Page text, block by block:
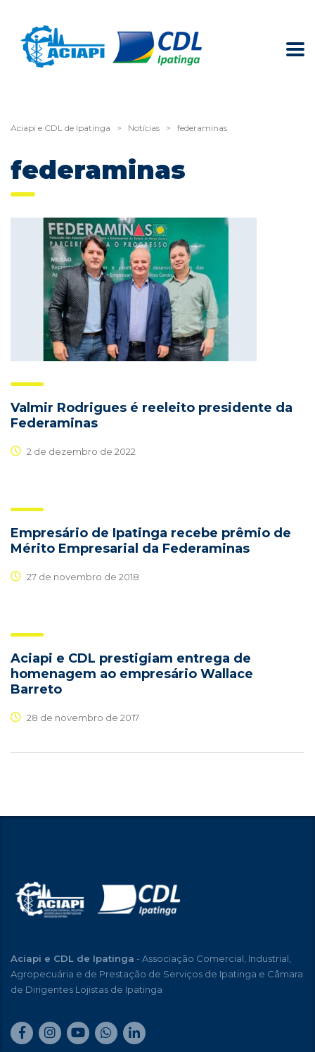
Aciapi e CDL de Ipatinga > Notícias > federaminas
federaminas
Valmir Rodrigues é reeleito presidente da
Federaminas
2 de dezembro de 2022
Empresário de Ipatinga recebe prêmio de
Mérito Empresarial da Federaminas
27 de novembro de 2018
Aciapi e CDL prestigiam entrega de
homenagem ao empresário Wallace
Barreto
28 de novembro de 2017
Aciapi e CDL de Ipatinga - Associação Comercial, Industrial,
Agropecuária e de Prestação de Serviços de Ipatinga e Câmara
de Dirigentes Lojistas de Ipatinga